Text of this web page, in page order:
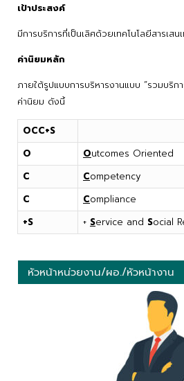
เป้าประสงค์
มีการบริการที่เป็นเลิศด้วยเทคโนโลยีสารเสน
ค่านิยมหลัก
ภายใต้รูปแบบการบริหารงานแบบ “รวมบริก
ค่านิยม ดังนี้
OCC+S
O
Outcomes Oriented
C
Competency
C
Compliance
+S
+ Service and Social
หัวหน้าหน่วยงาน/ผอ./หัวหน้างาน